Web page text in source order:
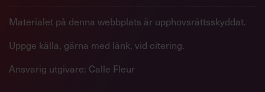
Materialet på denna webbplats är upphovsrättsskyddat.
Uppge källa, gärna med länk, vid citering.
Ansvarig utgivare: Calle Fleur